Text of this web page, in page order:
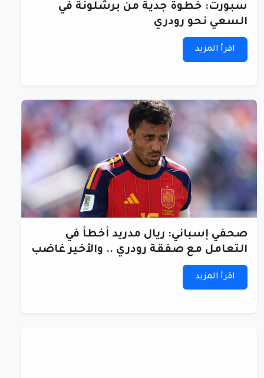
سبورت: خطوة جدية من برشلونة في
السعي نحو رودري
اقرأ المزيد
صحفي إسباني: ريال مدريد أخطأ في
التعامل مع صفقة رودري .. والأخير غاضب
اقرأ المزيد